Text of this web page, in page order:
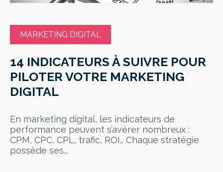
MARKETING DIGITAL
14 INDICATEURS À SUIVRE POUR
PILOTER VOTRE MARKETING
DIGITAL
En marketing digital, les indicateurs de
performance peuvent s’avérer nombreux :
CPM, CPC, CPL, trafic, ROI… Chaque stratégie
possède ses...